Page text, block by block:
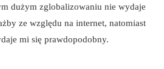
dużym zglobalizowaniu nie wydaje
ze względu na internet, natomiast
mi się prawdopodobny.